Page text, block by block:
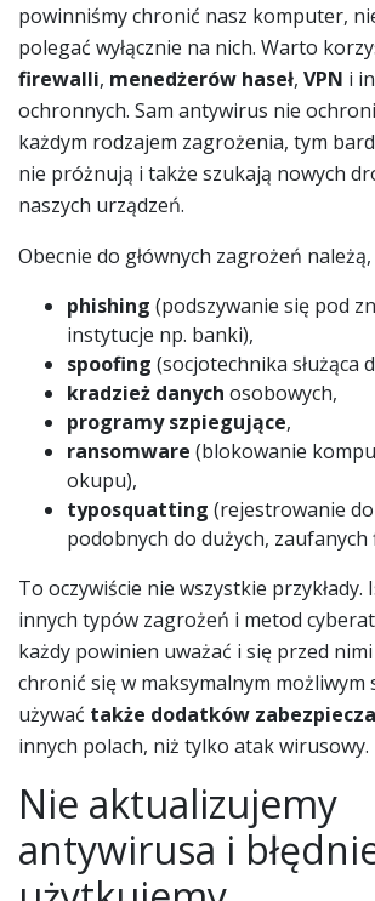
powinniśmy chronić nasz komputer,
polegać wyłącznie na nich. Warto
firewalli, menedżerów haseł, VPN i
ochronnych. Sam antywirus nie
każdym rodzajem zagrożenia, tym
nie próżnują i także szukają nowych
naszych urządzeń.
Obecnie do głównych zagrożeń
phishing (podszywanie się pod
instytucje np. banki),
spoofing (socjotechnika służąca
kradzież danych osobowych,
programy szpiegujące,
ransomware (blokowanie
okupu),
typosquatting (rejestrowanie
podobnych do dużych, zaufanych
To oczywiście nie wszystkie przykłady.
innych typów zagrożeń i metod
każdy powinien uważać i się przed
chronić się w maksymalnym
używać także dodatków
innych polach, niż tylko atak wirusowy.
Nie aktualizujemy
antywirusa i